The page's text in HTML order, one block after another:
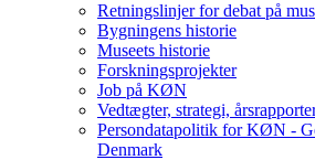
Retningslinjer for debat på
Bygningens historie
Museets historie
Forskningsprojekter
Job på KØN
Vedtægter, strategi,
Persondatapolitik for KØN -
Denmark